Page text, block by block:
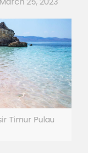
Timur Pulau